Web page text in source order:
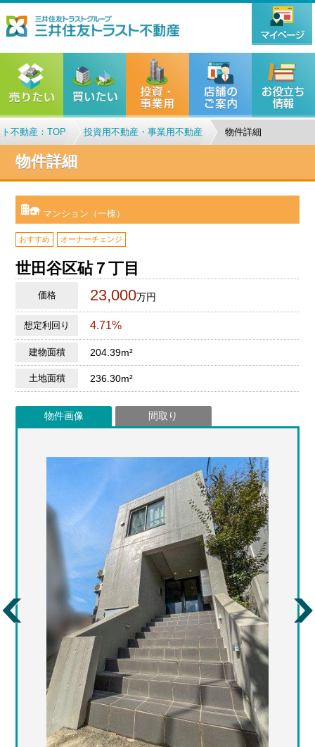
不動産：TOP 投資用不動産・事業用不動産 物件詳細
物件詳細
マンション（一棟）
おすすめ オーナーチェンジ
世田谷区砧７丁目
価格 23,000万円
想定利回り 4.71%
建物面積 204.39m²
土地面積 236.30m²
物件画像 間取り